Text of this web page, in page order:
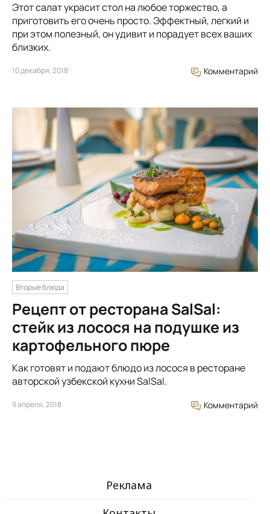
Этот салат украсит стол на любое торжество, а
приготовить его очень просто. Эффектный, легкий и
при этом полезный, он удивит и порадует всех ваших
близких.
10 декабря, 2018 Комментарий
Вторые блюда
Рецепт от ресторана SalSal:
стейк из лосося на подушке из
картофельного пюре
Как готовят и подают блюдо из лосося в ресторане
авторской узбекской кухни SalSal.
9 апреля, 2018 Комментарий
Реклама